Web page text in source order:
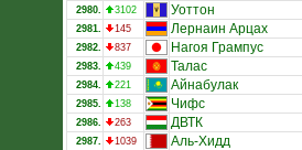
2980.
3102 Уоттон
2981.
145 Лернаин Арцах
2982.
837 Нагоя Грампус
2983.
439 Талас
2984.
221 Айнабулак
2985.
138 Чифс
2986.
263 ДВТК
2987.
1039 Аль-Хидд